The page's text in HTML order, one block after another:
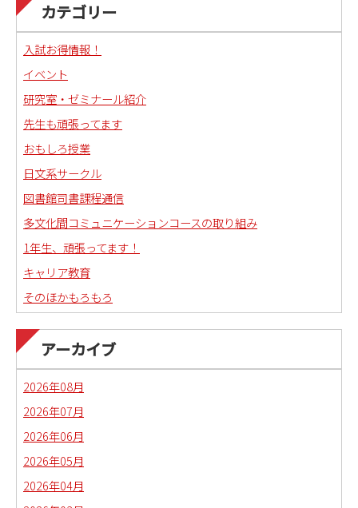
カテゴリー
入試お得情報！
イベント
研究室・ゼミナール紹介
先生も頑張ってます
おもしろ授業
日文系サークル
図書館司書課程通信
多文化間コミュニケーションコースの取り組み
1年生、頑張ってます！
キャリア教育
そのほかもろもろ
日本語教育副専攻課程通信(日本語教師)
琉球沖縄文化コースの取り組み
アーカイブ
2026年08月
2026年07月
2026年06月
2026年05月
2026年04月